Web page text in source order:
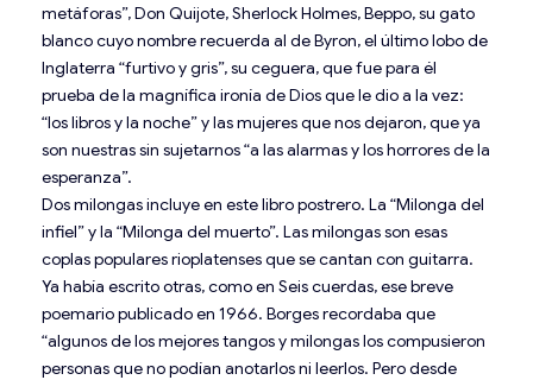
metáforas”, Don Quijote, Sherlock Holmes, Beppo, su gato
blanco cuyo nombre recuerda al de Byron, el último lobo de
Inglaterra “furtivo y gris”, su ceguera, que fue para él
prueba de la magnífica ironía de Dios que le dio a la vez:
“los libros y la noche” y las mujeres que nos dejaron, que ya
son nuestras sin sujetarnos “a las alarmas y los horrores de la
esperanza”.
Dos milongas incluye en este libro postrero. La “Milonga del
infiel” y la “Milonga del muerto”. Las milongas son esas
coplas populares rioplatenses que se cantan con guitarra.
Ya había escrito otras, como en Seis cuerdas, ese breve
poemario publicado en 1966. Borges recordaba que
“algunos de los mejores tangos y milongas los compusieron
personas que no podían anotarlos ni leerlos. Pero desde